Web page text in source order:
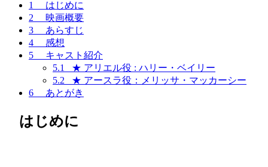
1
はじめに
2 映画概要
3 あらすじ
4 感想
5 キャスト紹介
5.1
★ アリエル役 : ハリー・ベイリー
5.2 ★ アースラ役：メリッサ・マッカーシー
6 あとがき
はじめに